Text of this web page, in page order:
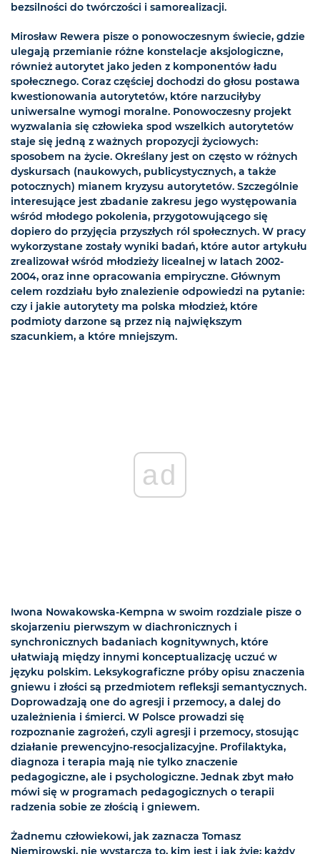
bezsilności do twórczości i samorealizacji.
Mirosław Rewera pisze o ponowoczesnym świecie, gdzie
ulegają przemianie różne konstelacje aksjologiczne,
również autorytet jako jeden z komponentów ładu
społecznego. Coraz częściej dochodzi do głosu postawa
kwestionowania autorytetów, które narzuciłyby
uniwersalne wymogi moralne. Ponowoczesny projekt
wyzwalania się człowieka spod wszelkich autorytetów
staje się jedną z ważnych propozycji życiowych:
sposobem na życie. Określany jest on często w różnych
dyskursach (naukowych, publicystycznych, a także
potocznych) mianem kryzysu autorytetów. Szczególnie
interesujące jest zbadanie zakresu jego występowania
wśród młodego pokolenia, przygotowującego się
dopiero do przyjęcia przyszłych ról społecznych. W pracy
wykorzystane zostały wyniki badań, które autor artykułu
zrealizował wśród młodzieży licealnej w latach 2002-
2004, oraz inne opracowania empiryczne. Głównym
celem rozdziału było znalezienie odpowiedzi na pytanie:
czy i jakie autorytety ma polska młodzież, które
podmioty darzone są przez nią największym
szacunkiem, a które mniejszym.
ad
Iwona Nowakowska-Kempna w swoim rozdziale pisze o
skojarzeniu pierwszym w diachronicznych i
synchronicznych badaniach kognitywnych, które
ułatwiają między innymi konceptualizację uczuć w
języku polskim. Leksykograficzne próby opisu znaczenia
gniewu i złości są przedmiotem refleksji semantycznych.
Doprowadzają one do agresji i przemocy, a dalej do
uzależnienia i śmierci. W Polsce prowadzi się
rozpoznanie zagrożeń, czyli agresji i przemocy, stosując
działanie prewencyjno-resocjalizacyjne. Profilaktyka,
diagnoza i terapia mają nie tylko znaczenie
pedagogiczne, ale i psychologiczne. Jednak zbyt mało
mówi się w programach pedagogicznych o terapii
radzenia sobie ze złością i gniewem.
Żadnemu człowiekowi, jak zaznacza Tomasz
Niemirowski, nie wystarcza to, kim jest i jak żyje; każdy